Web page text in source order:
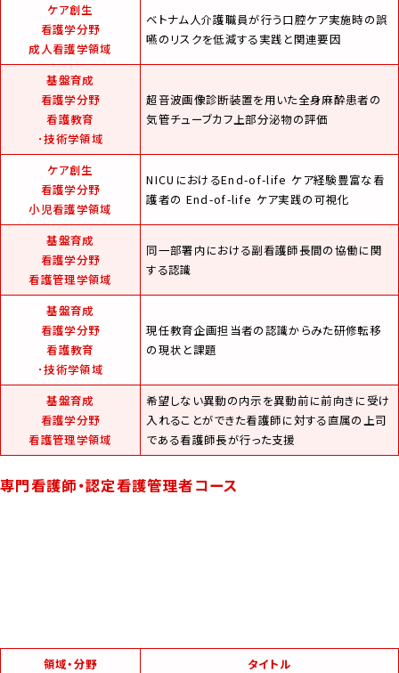
ケア創生
看護学分野
成人看護学領域
ベトナム人介護職員が行う口腔ケア実施時の誤
嚥のリスクを低減する実践と関連要因
基盤育成
看護学分野
看護教育
･技術学領域
超音波画像診断装置を用いた全身麻酔患者の
気管チューブカフ上部分泌物の評価
ケア創生
看護学分野
小児看護学領域
NICUにおけるEnd-of-life ケア経験豊富な看
護者の End-of-life ケア実践の可視化
基盤育成
看護学分野
看護管理学領域
同一部署内における副看護師長間の協働に関
する認識
基盤育成
看護学分野
看護教育
･技術学領域
現任教育企画担当者の認識からみた研修転移
の現状と課題
基盤育成
看護学分野
看護管理学領域
希望しない異動の内示を異動前に前向きに受け
入れることができた看護師に対する直属の上司
である看護師長が行った支援
専門看護師・認定看護管理者コース
領域・分野
タイトル